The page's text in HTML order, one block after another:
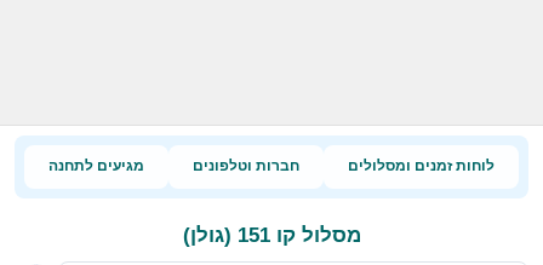
לוחות זמנים ומסלולים חברות וטלפונים מגיעים לתחנה
מסלול קו 151 (גולן)